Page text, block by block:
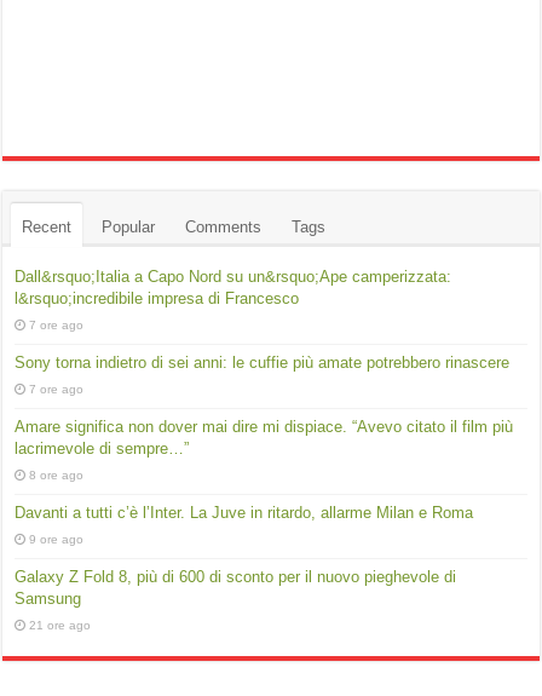
Recent Popular Comments Tags
Dall&rsquo;Italia a Capo Nord su un&rsquo;Ape camperizzata:
l&rsquo;incredibile impresa di Francesco
7 ore ago
Sony torna indietro di sei anni: le cuffie più amate potrebbero rinascere
7 ore ago
Amare significa non dover mai dire mi dispiace. “Avevo citato il film più
lacrimevole di sempre…”
8 ore ago
Davanti a tutti c’è l’Inter. La Juve in ritardo, allarme Milan e Roma
9 ore ago
Galaxy Z Fold 8, più di 600 di sconto per il nuovo pieghevole di
Samsung
21 ore ago